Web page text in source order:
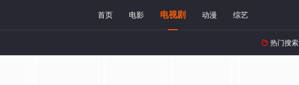
首页 电影 电视剧 动漫 综艺
 热门搜索